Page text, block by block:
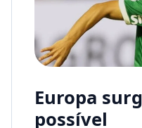
Europa
possível